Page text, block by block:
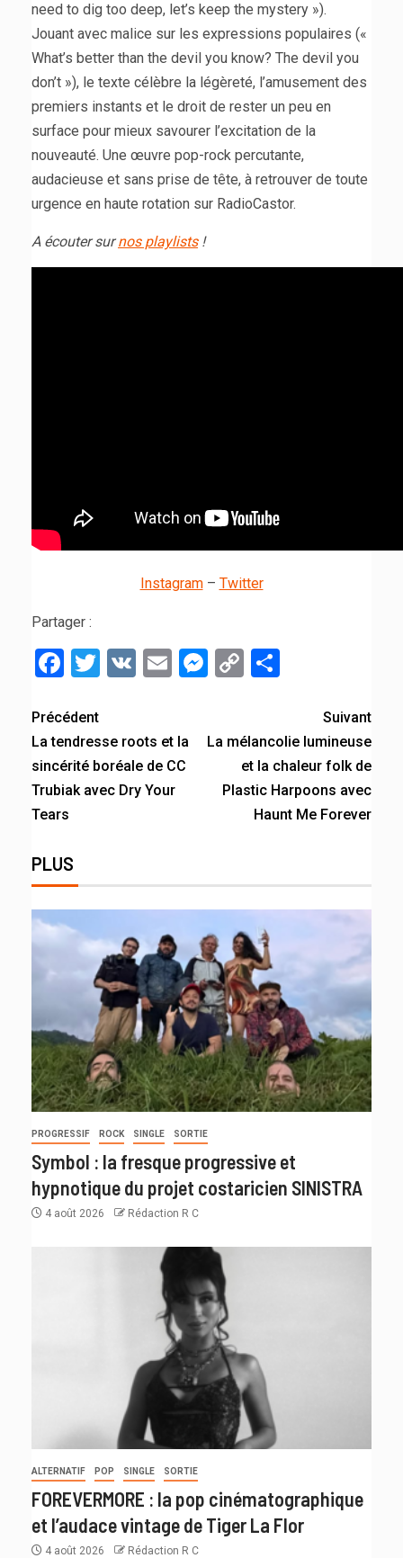
need to dig too deep, let’s keep the mystery »).
Jouant avec malice sur les expressions populaires («
What’s better than the devil you know? The devil you
don’t »), le texte célèbre la légèreté, l’amusement des
premiers instants et le droit de rester un peu en
surface pour mieux savourer l’excitation de la
nouveauté. Une œuvre pop-rock percutante,
audacieuse et sans prise de tête, à retrouver de toute
urgence en haute rotation sur RadioCastor.
A écouter surnos playlists!
Instagram– Twitter
Partager :
Facebook
Twitter
VK EmailMessenger
Copy
Précédent
La tendresse roots et la
sincérité boréale de CC
Trubiak avec Dry Your
Tears
Suivant
La mélancolie lumineuse
et la chaleur folk de
Plastic Harpoons avec
Haunt Me Forever
PLUS
PROGRESSIF ROCK SINGLE SORTIE
Symbol : la fresque progressive et
hypnotique du projet costaricien SINISTRA
4 août 2026 Rédaction R C
ALTERNATIF POP SINGLE SORTIE
FOREVERMORE : la pop cinématographique
et l’audace vintage de Tiger La Flor
4 août 2026 Rédaction R C